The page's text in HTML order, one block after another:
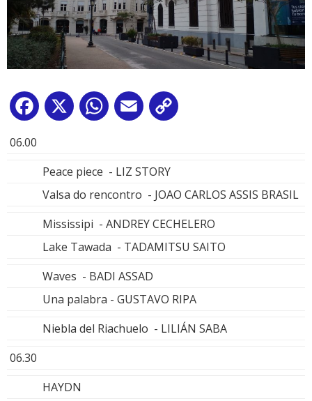
Facebook
X WhatsApp
Email
06.00
Peace piece - LIZ STORY
Valsa do rencontro - JOAO CARLOS ASSIS BRASIL
Mississipi - ANDREY CECHELERO
Lake Tawada - TADAMITSU SAITO
Waves - BADI ASSAD
Una palabra - GUSTAVO RIPA
Niebla del Riachuelo - LILIÁN SABA
06.30
HAYDN